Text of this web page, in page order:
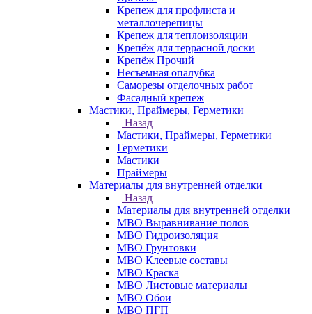
Крепеж для профлиста и
металлочерепицы
Крепеж для теплоизоляции
Крепёж для террасной доски
Крепёж Прочий
Несъемная опалубка
Саморезы отделочных работ
Фасадный крепеж
Мастики, Праймеры, Герметики
Назад
Мастики, Праймеры, Герметики
Герметики
Мастики
Праймеры
Материалы для внутренней отделки
Назад
Материалы для внутренней отделки
МВО Выравнивание полов
МВО Гидроизоляция
МВО Грунтовки
МВО Клеевые составы
МВО Краска
МВО Листовые материалы
МВО Обои
МВО ПГП